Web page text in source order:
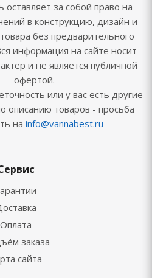
оставляет за собой право на
в конструкцию, дизайн и
без предварительного
информация на сайте носит
и не является публичной
офертой.
или у вас есть другие
описанию товаров - просьба
на info@vannabest.ru
Оплата
заказа
сайта